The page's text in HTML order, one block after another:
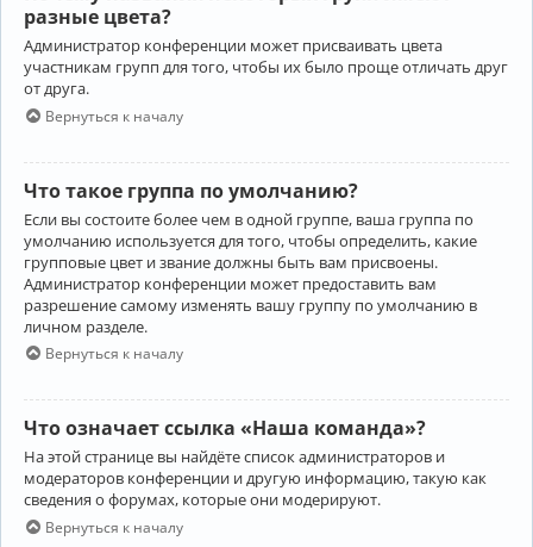
разные цвета?
Администратор конференции может присваивать цвета
участникам групп для того, чтобы их было проще отличать друг
от друга.
Вернуться к началу
Что такое группа по умолчанию?
Если вы состоите более чем в одной группе, ваша группа по
умолчанию используется для того, чтобы определить, какие
групповые цвет и звание должны быть вам присвоены.
Администратор конференции может предоставить вам
разрешение самому изменять вашу группу по умолчанию в
личном разделе.
Вернуться к началу
Что означает ссылка «Наша команда»?
На этой странице вы найдёте список администраторов и
модераторов конференции и другую информацию, такую как
сведения о форумах, которые они модерируют.
Вернуться к началу